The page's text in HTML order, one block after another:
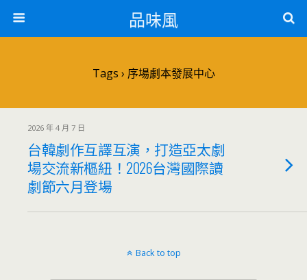
品味風
Tags › 序場劇本發展中心
2026 年 4 月 7 日
台韓劇作互譯互演，打造亞太劇
場交流新樞紐！2026台灣國際讀
劇節六月登場
Back to top